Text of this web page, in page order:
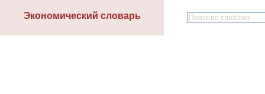
Экономический словарь